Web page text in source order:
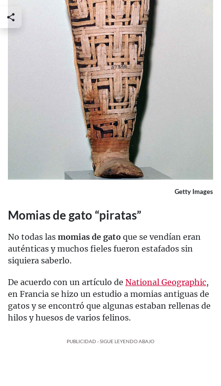
Getty Images
Momias de gato “piratas”
No todas las momias de gato que se vendían eran
auténticas y muchos fieles fueron estafados sin
siquiera saberlo.
De acuerdo con un artículo de National Geographic,
en Francia se hizo un estudio a momias antiguas de
gatos y se encontró que algunas estaban rellenas de
hilos y huesos de varios felinos.
PUBLICIDAD - SIGUE LEYENDO ABAJO